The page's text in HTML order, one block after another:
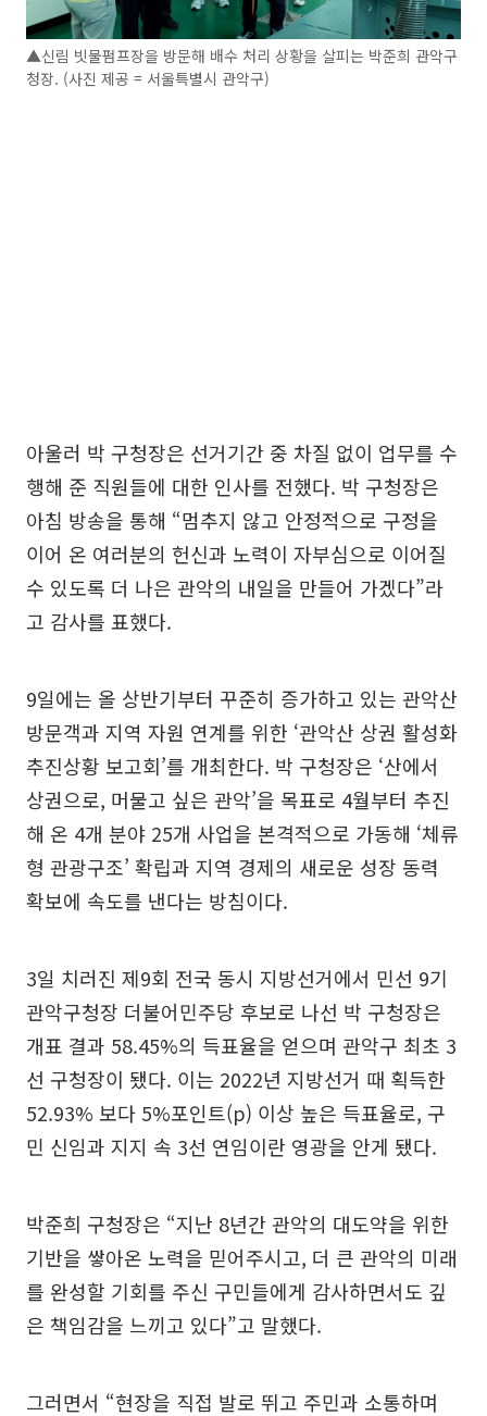
▲신림 빗물펌프장을 방문해 배수 처리 상황을 살피는 박준희 관악구
청장. (사진 제공 = 서울특별시 관악구)
아울러 박 구청장은 선거기간 중 차질 없이 업무를 수
행해 준 직원들에 대한 인사를 전했다. 박 구청장은
아침 방송을 통해 “멈추지 않고 안정적으로 구정을
이어 온 여러분의 헌신과 노력이 자부심으로 이어질
수 있도록 더 나은 관악의 내일을 만들어 가겠다”라
고 감사를 표했다.
9일에는 올 상반기부터 꾸준히 증가하고 있는 관악산
방문객과 지역 자원 연계를 위한 ‘관악산 상권 활성화
추진상황 보고회’를 개최한다. 박 구청장은 ‘산에서
상권으로, 머물고 싶은 관악’을 목표로 4월부터 추진
해 온 4개 분야 25개 사업을 본격적으로 가동해 ‘체류
형 관광구조’ 확립과 지역 경제의 새로운 성장 동력
확보에 속도를 낸다는 방침이다.
3일 치러진 제9회 전국 동시 지방선거에서 민선 9기
관악구청장 더불어민주당 후보로 나선 박 구청장은
개표 결과 58.45%의 득표율을 얻으며 관악구 최초 3
선 구청장이 됐다. 이는 2022년 지방선거 때 획득한
52.93% 보다 5%포인트(p) 이상 높은 득표율로, 구
민 신임과 지지 속 3선 연임이란 영광을 안게 됐다.
박준희 구청장은 “지난 8년간 관악의 대도약을 위한
기반을 쌓아온 노력을 믿어주시고, 더 큰 관악의 미래
를 완성할 기회를 주신 구민들에게 감사하면서도 깊
은 책임감을 느끼고 있다”고 말했다.
그러면서 “현장을 직접 발로 뛰고 주민과 소통하며